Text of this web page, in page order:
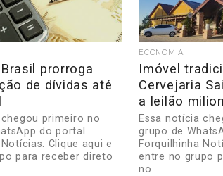
prorroga
de dívidas até
primeiro no
do portal
Clique aqui e
para receber direto
ECONOMIA
Imóvel
Cervejaria
a leilão
Essa notícia
grupo de
Forquilhinha
entre no grupo
no...